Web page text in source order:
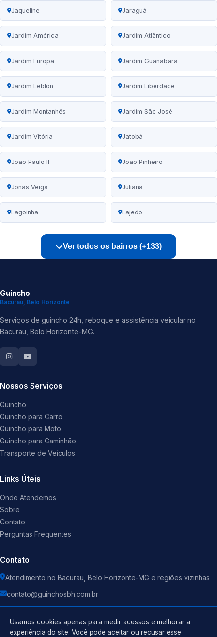
Jaqueline Jaraguá
Jardim América Jardim Atlântico
Jardim Europa Jardim Guanabara
Jardim Leblon Jardim Liberdade
Jardim Montanhês Jardim São José
Jardim Vitória Jatobá
João Paulo II João Pinheiro
Jonas Veiga Juliana
Lagoinha Lajedo
Ver todos os bairros (+133)
Guincho
Bacurau, Belo Horizonte
Serviços de guincho 24h, reboque e assistência veicular no
Bacurau, Belo Horizonte-MG.
Nossos Serviços
Guincho
Guincho para Carro
Guincho para Moto
Guincho para Caminhão
Transporte de Veículos
Links Úteis
Onde Atendemos
Sobre
Contato
Perguntas Frequentes
Contato
Atendimento no Bacurau, Belo Horizonte-MG e regiões vizinhas
contato@guinchosbh.com.br
Usamos cookies apenas para medir acessos e melhorar a
experiência do site. Você pode aceitar ou recusar esse